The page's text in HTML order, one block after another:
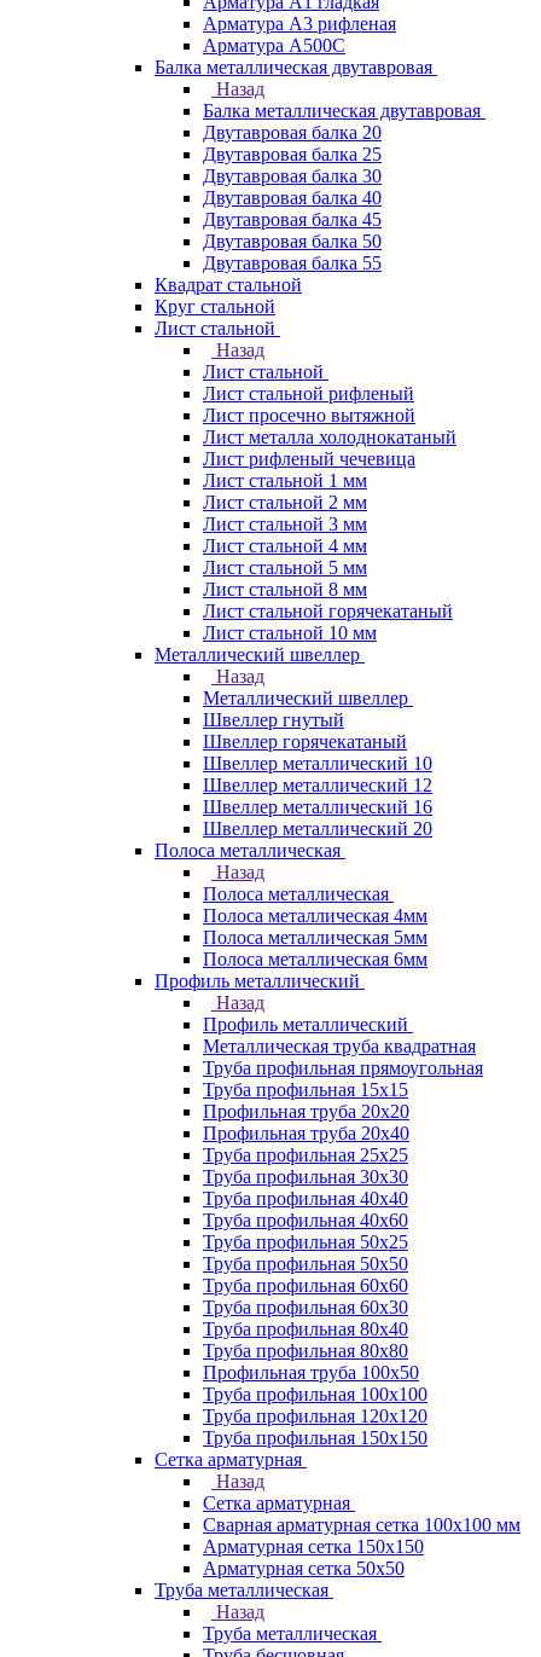
Арматура А3 рифленая
Арматура А500С
Балка металлическая двутавровая
Назад
Балка металлическая двутавровая
Двутавровая балка 20
Двутавровая балка 25
Двутавровая балка 30
Двутавровая балка 40
Двутавровая балка 45
Двутавровая балка 50
Двутавровая балка 55
Квадрат стальной
Круг стальной
Лист стальной
Назад
Лист стальной
Лист стальной рифленый
Лист просечно вытяжной
Лист металла холоднокатаный
Лист рифленый чечевица
Лист стальной 1 мм
Лист стальной 2 мм
Лист стальной 3 мм
Лист стальной 4 мм
Лист стальной 5 мм
Лист стальной 8 мм
Лист стальной горячекатаный
Лист стальной 10 мм
Металлический швеллер
Назад
Металлический швеллер
Швеллер гнутый
Швеллер горячекатаный
Швеллер металлический 10
Швеллер металлический 12
Швеллер металлический 16
Швеллер металлический 20
Полоса металлическая
Назад
Полоса металлическая
Полоса металлическая 4мм
Полоса металлическая 5мм
Полоса металлическая 6мм
Профиль металлический
Назад
Профиль металлический
Металлическая труба квадратная
Труба профильная прямоугольная
Труба профильная 15х15
Профильная труба 20х20
Профильная труба 20х40
Труба профильная 25х25
Труба профильная 30x30
Труба профильная 40х40
Труба профильная 40х60
Труба профильная 50х25
Труба профильная 50х50
Труба профильная 60x60
Труба профильная 60х30
Труба профильная 80х40
Труба профильная 80х80
Профильная труба 100х50
Труба профильная 100х100
Труба профильная 120х120
Труба профильная 150х150
Сетка арматурная
Назад
Сетка арматурная
Сварная арматурная сетка 100х100 мм
Арматурная сетка 150х150
Арматурная сетка 50х50
Труба металлическая
Назад
Труба металлическая